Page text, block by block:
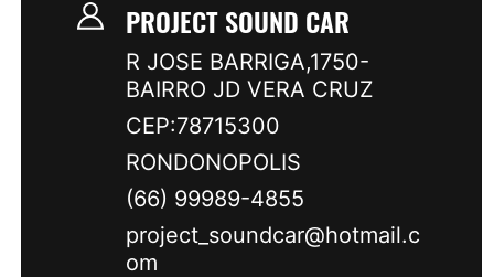
PROJECT SOUND CAR
R JOSE BARRIGA,1750-
BAIRRO JD VERA CRUZ
CEP:78715300
RONDONOPOLIS
(66) 99989-4855
project_soundcar@hotmail.c
om